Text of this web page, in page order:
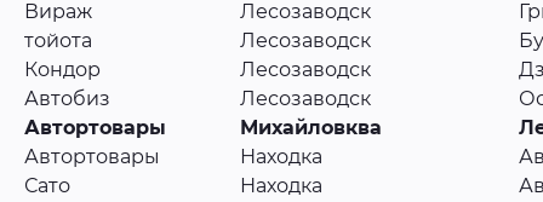
Вираж
Лесозаводск
тойота
Лесозаводск
Кондор
Лесозаводск
Автобиз
Лесозаводск
Автортовары
Михайловква
Автортовары
Находка
Сато
Находка